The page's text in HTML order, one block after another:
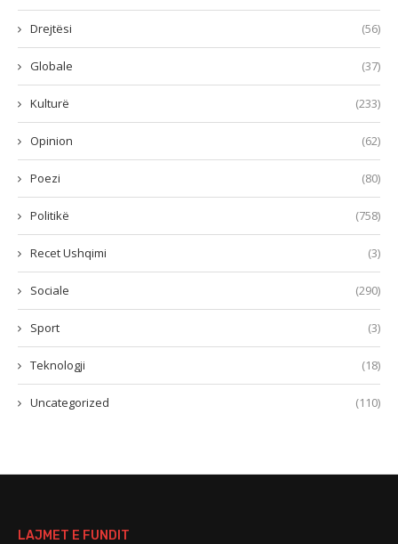
Drejtësi (56)
Globale (37)
Kulturë (233)
Opinion (62)
Poezi (80)
Politikë (758)
Recet Ushqimi (3)
Sociale (290)
Sport (3)
Teknologji (18)
Uncategorized (110)
LAJMET E FUNDIT